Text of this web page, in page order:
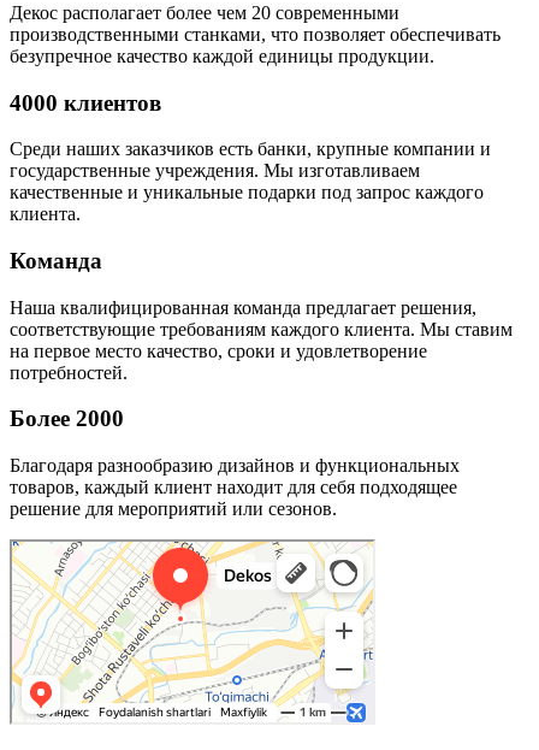
Декос располагает более чем 20 современными
производственными станками, что позволяет обеспечивать
безупречное качество каждой единицы продукции.
4000 клиентов
Среди наших заказчиков есть банки, крупные компании и
государственные учреждения. Мы изготавливаем
качественные и уникальные подарки под запрос каждого
клиента.
Команда
Наша квалифицированная команда предлагает решения,
соответствующие требованиям каждого клиента. Мы ставим
на первое место качество, сроки и удовлетворение
потребностей.
Более 2000
Благодаря разнообразию дизайнов и функциональных
товаров, каждый клиент находит для себя подходящее
решение для мероприятий или сезонов.